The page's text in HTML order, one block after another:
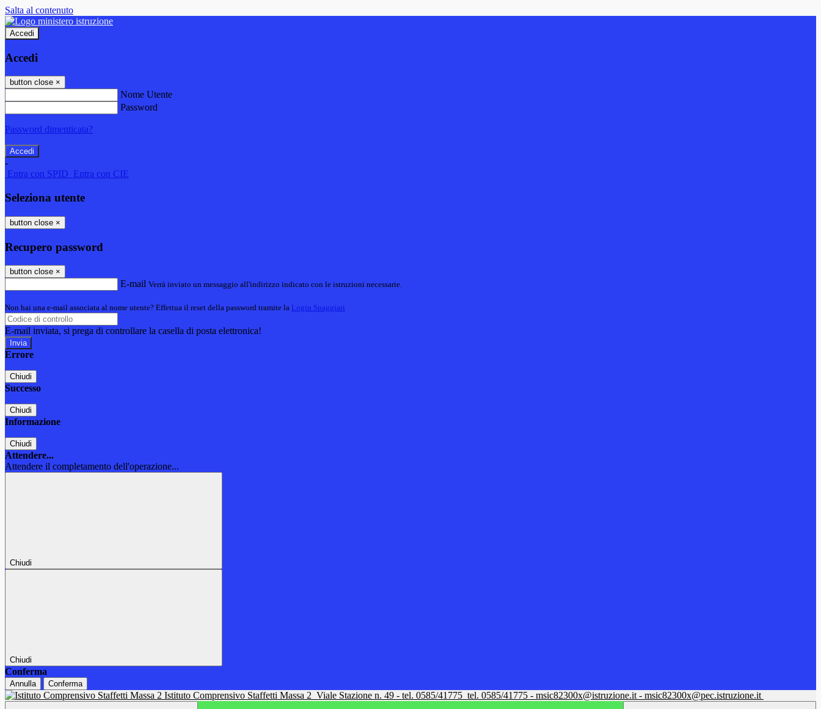
Salta al contenuto
Accedi
Accedi
button close ×
Nome Utente
Password
Password dimenticata?
-
Entra con SPID Entra con CIE
Seleziona utente
button close ×
Recupero password
button close ×
E-mail Verrà inviato un messaggio all'indirizzo indicato con le istruzioni necessarie.
Non hai una e-mail associata al nome utente? Effettua il reset della password tramite la Login Spaggiari
E-mail inviata, si prega di controllare la casella di posta elettronica!
Errore
Chiudi
Successo
Chiudi
Informazione
Chiudi
Attendere...
Attendere il completamento dell'operazione...
Chiudi
Chiudi
Conferma
Annulla Conferma
Istituto Comprensivo Staffetti Massa 2 Viale Stazione n. 49 - tel. 0585/41775 tel. 0585/41775 - msic82300x@istruzione.it - msic82300x@pec.istruzione.it